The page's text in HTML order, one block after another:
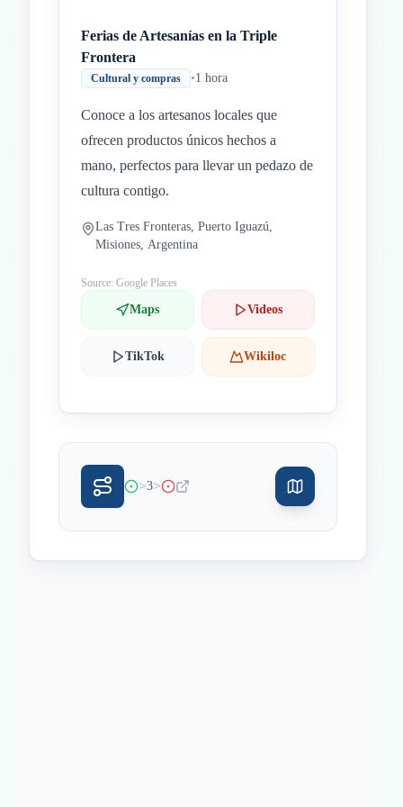
Ferias de Artesanías en la Triple
Frontera
Cultural y compras •1 hora
Conoce a los artesanos locales que
ofrecen productos únicos hechos a
mano, perfectos para llevar un pedazo de
cultura contigo.
Las Tres Fronteras, Puerto Iguazú,
Misiones, Argentina
Source: Google Places
Maps Videos
TikTok Wikiloc
>3>